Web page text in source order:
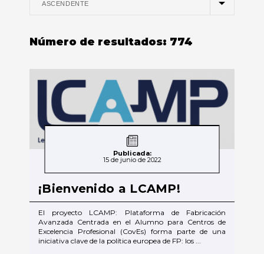
Número de resultados: 774
Publicada:
15 de junio de 2022
¡Bienvenido a LCAMP!
El proyecto LCAMP: Plataforma de Fabricación
Avanzada Centrada en el Alumno para Centros de
Excelencia Profesional (CovEs) forma parte de una
iniciativa clave de la política europea de FP: los ...